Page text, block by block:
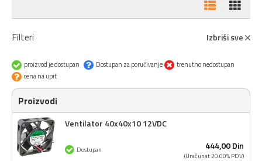
Filteri Izbriši sve
proizvod je dostupan Dostupan za poručivanje
trenutno nedostupan
cena na upit
Proizvodi
Ventilator 40x40x10 12VDC
444,00Din
(Uračunat 20.00% PDV)
Dostupan